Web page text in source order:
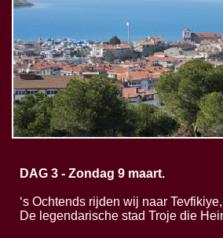
DAG 3 - Zondag 9 maart.
‘s Ochtends rijden wij naar
De legendarische stad Troje die